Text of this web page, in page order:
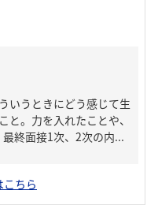
いうときにどう感じて生
と。力を入れたことや、
終面接1次、2次の内...
ちら